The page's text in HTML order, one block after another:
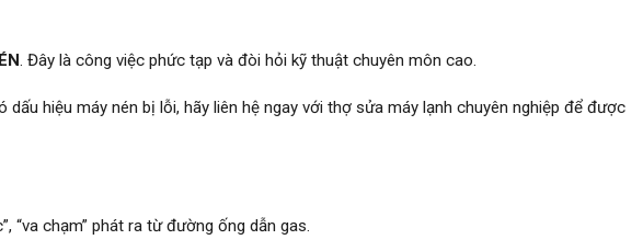
. Đây là công việc phức tạp và đòi hỏi kỹ thuật chuyên môn cao.
dấu hiệu máy nén bị lỗi, hãy liên hệ ngay với thợ sửa máy lạnh chuyên nghiệp để được
“va chạm” phát ra từ đường ống dẫn gas.